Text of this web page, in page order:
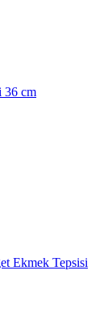
36 cm
Ekmek Tepsisi